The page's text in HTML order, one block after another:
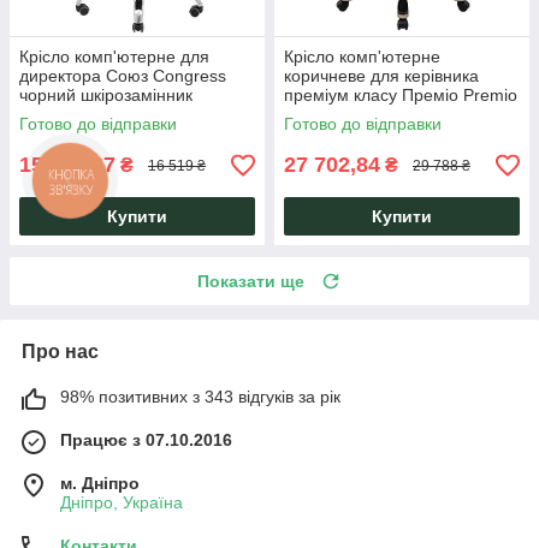
Крісло комп'ютерне для
директора Союз Congress
чорний шкірозамінник
Richman
Готово до відправки
15 362,67 ₴ 16 519 ₴
Купити
Крісло комп'ютерне
коричневе для керівника
преміум класу Преміо Premio
оббивка шкіра спліт Richman
Готово до відправки
27 702,84 ₴ 29 788 ₴
Купити
Показати ще
Про нас
98% позитивних з 343 відгуків за рік
Працює з 07.10.2016
м. Дніпро
Дніпро, Україна